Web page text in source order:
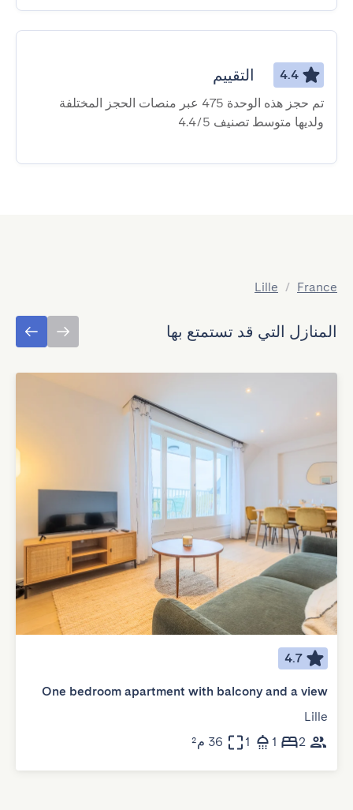
4.4 التقييم
تم حجز هذه الوحدة 475 عبر منصات الحجز المختلفة
ولديها متوسط ​​تصنيف 4.4/5
France
/
Lille
المنازل التي قد تستمتع بها
4.7
One bedroom apartment with balcony and a view
Lille
2
1
1 36 م²